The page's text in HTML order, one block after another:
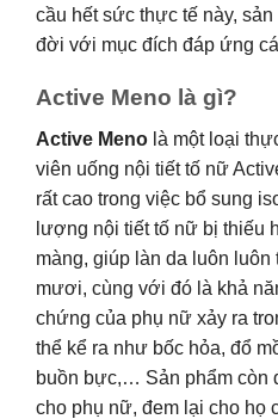
cầu hết sức thực tế này,
đời với mục đích đáp ứng
Active Meno là gì?
Active Meno là một loại
viên uống nội tiết tố nữ
rất cao trong việc bổ sung
lượng nội tiết tố nữ bị thiếu
màng, giúp làn da luôn
mươi, cùng với đó là khả
chứng của phụ nữ xảy ra
thể kể ra như bốc hỏa, đổ
buồn bực,… Sản phẩm còn
cho phụ nữ, đem lại cho họ